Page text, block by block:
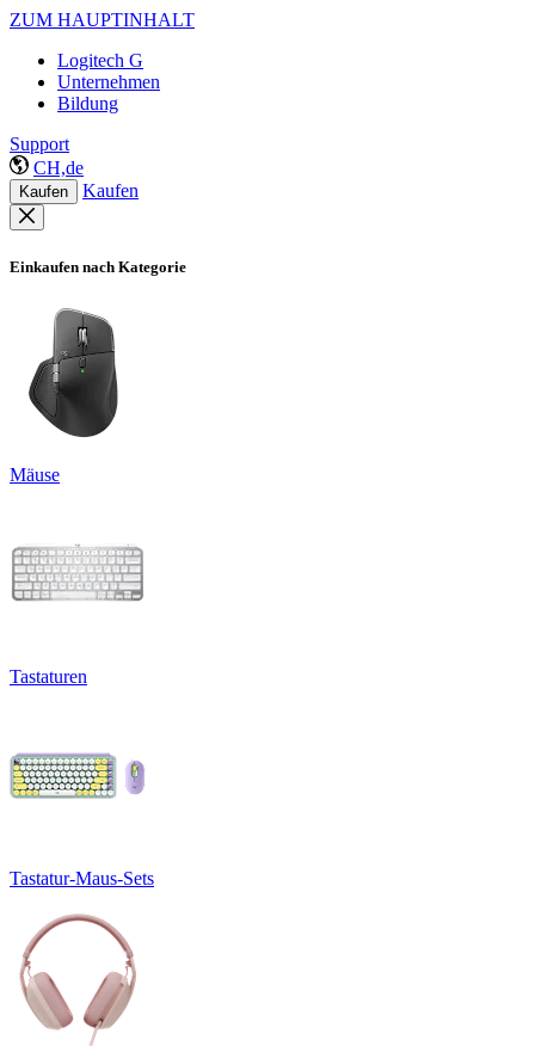
ZUM HAUPTINHALT
Logitech G
Unternehmen
Bildung
Support
CH,de
Kaufen Kaufen
Einkaufen nach Kategorie
Mäuse
Tastaturen
Tastatur-Maus-Sets